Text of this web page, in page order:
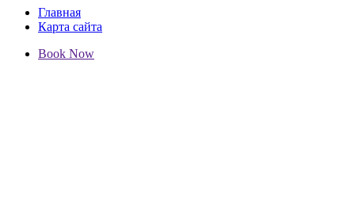
Главная
Карта сайта
Book Now